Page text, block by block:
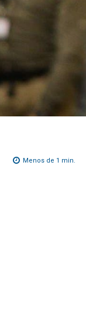
Menos de 1 min.